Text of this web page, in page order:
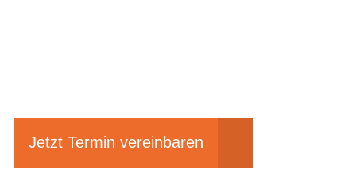
Jetzt Termin vereinbaren